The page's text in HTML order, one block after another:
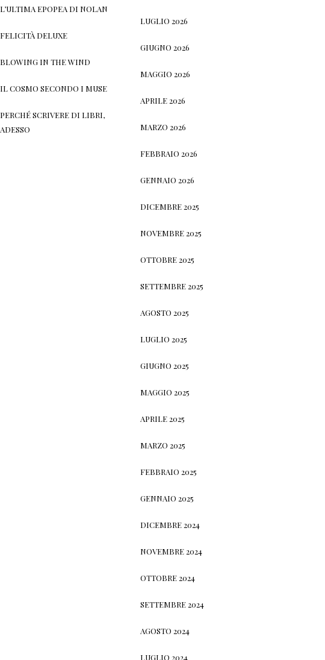
L’ULTIMA EPOPEA DI NOLAN
FELICITÀ DELUXE
BLOWING IN THE WIND
IL COSMO SECONDO I MUSE
PERCHÉ SCRIVERE DI LIBRI,
ADESSO
LUGLIO 2026
GIUGNO 2026
MAGGIO 2026
APRILE 2026
MARZO 2026
FEBBRAIO 2026
GENNAIO 2026
DICEMBRE 2025
NOVEMBRE 2025
OTTOBRE 2025
SETTEMBRE 2025
AGOSTO 2025
LUGLIO 2025
GIUGNO 2025
MAGGIO 2025
APRILE 2025
MARZO 2025
FEBBRAIO 2025
GENNAIO 2025
DICEMBRE 2024
NOVEMBRE 2024
OTTOBRE 2024
SETTEMBRE 2024
AGOSTO 2024
LUGLIO 2024